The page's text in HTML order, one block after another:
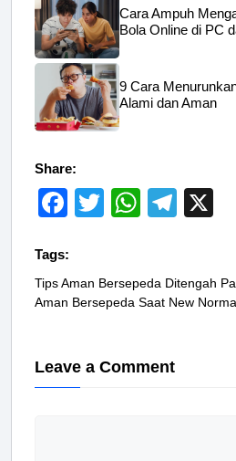
Cara Ampuh
Bola Online di PC
9 Cara
Alami dan Aman
Share:
F
c
e
o
T
er
W
s
p
T
gr
Tags:
Tips Aman Bersepeda Ditengah
Aman Bersepeda Saat New
Leave a Comment